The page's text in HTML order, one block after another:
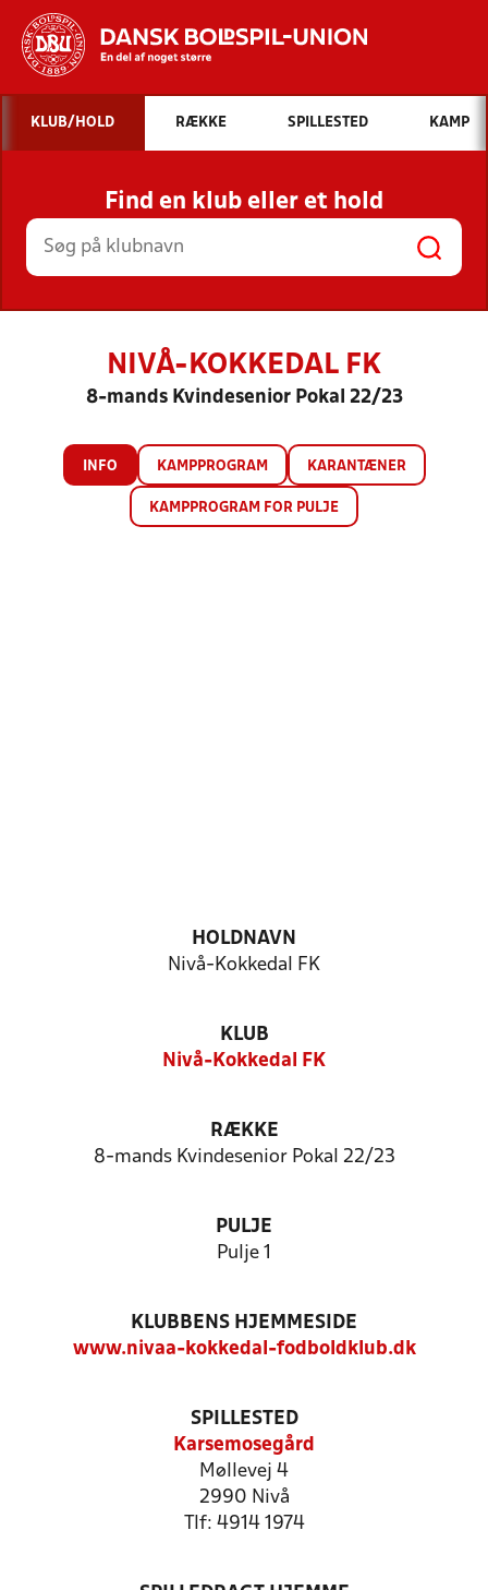
Hvad vil du søge efter?
INDHOLD OG NYHEDER
STILLINGER, RESULTATER, KLUBBER OG
HOLD
KLUB/HOLD RÆKKE SPILLESTED KAMP
Find en klub eller et hold
NIVÅ-KOKKEDAL FK
8-mands Kvindesenior Pokal 22/23
INFO KAMPPROGRAM KARANTÆNER
KAMPPROGRAM FOR PULJE
HOLDNAVN
Nivå-Kokkedal FK
KLUB
Nivå-Kokkedal FK
RÆKKE
8-mands Kvindesenior Pokal 22/23
PULJE
Pulje 1
KLUBBENS HJEMMESIDE
www.nivaa-kokkedal-fodboldklub.dk
SPILLESTED
Karsemosegård
Møllevej 4
2990 Nivå
Tlf: 4914 1974